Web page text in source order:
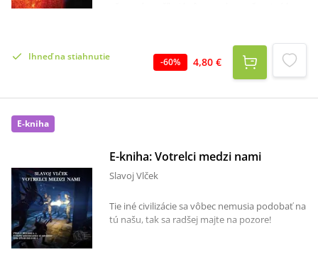
"doma" zväčša dokážeme predpokladať, aké
nebezpečenstvo na nás môže čakať a pripraviť
sa naň, ale tam "vonku"? Ktohovie...
Ihneď na stiahnutie -60% 4,80 €
E-kniha
E-kniha: Votrelci medzi nami
Slavoj Vlček
Tie iné civilizácie sa vôbec nemusia podobať na
tú našu, tak sa radšej majte na pozore!